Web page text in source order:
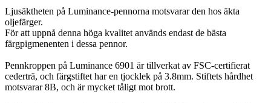
Ljusäktheten på Luminance-pennorna motsvarar den hos äkta
oljefärger.
För att uppnå denna höga kvalitet används endast de bästa
färgpigmenenten i dessa pennor.
Pennkroppen på Luminance 6901 är tillverkat av FSC-certifierat
cederträ, och färgstiftet har en tjocklek på 3.8mm. Stiftets hårdhet
motsvarar 8B, och är mycket tåligt mot brott.